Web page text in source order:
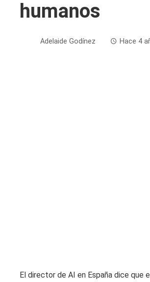
humanos
Adelaide Godínez Hace 4
El director de AI en España dice que